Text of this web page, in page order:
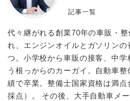
記事一覧
代々継がれる創業70年の車販・
れ、エンジンオイルとガソリン
つ。小学校から車販の接客、中
う根っからのカーガイ。自動車
績で卒業。整備士国家資格は満
採点）。 その後、大手自動車メ